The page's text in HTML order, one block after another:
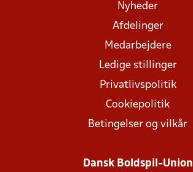
Nyheder
Afdelinger
Medarbejdere
Ledige stillinger
Privatlivspolitik
Cookiepolitik
Betingelser og vilkår
Dansk Boldspil-Union